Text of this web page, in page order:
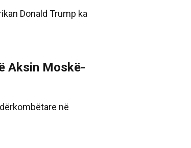
Donald Trump ka
Aksin Moskë-
në